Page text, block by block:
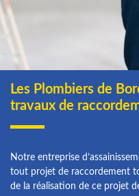
Les Plombiers de
travaux de
Notre entreprise
tout projet de raccordement
de la réalisation de ce projet